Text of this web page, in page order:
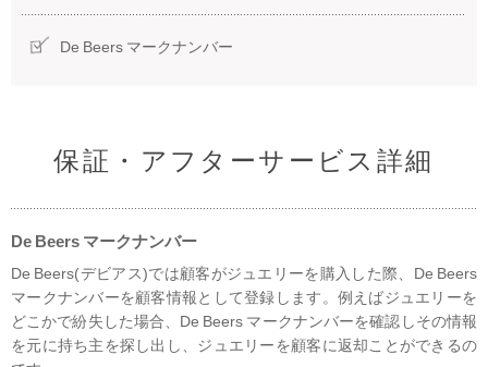
De Beers マークナンバー
保証・アフターサービス詳細
De Beers マークナンバー
De Beers(デビアス)では顧客がジュエリーを購入した際、De Beers
マークナンバーを顧客情報として登録します。例えばジュエリーを
どこかで紛失した場合、De Beers マークナンバーを確認しその情報
を元に持ち主を探し出し、ジュエリーを顧客に返却ことができるの